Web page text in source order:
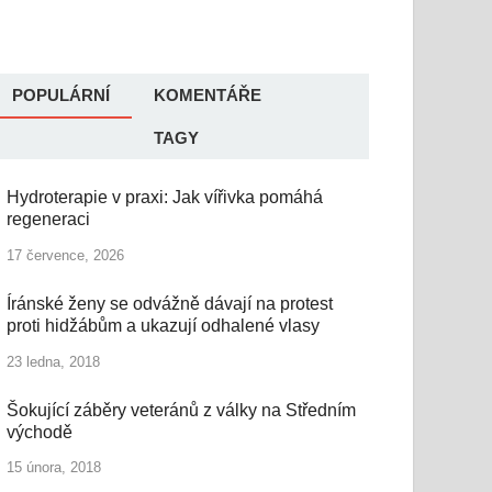
POPULÁRNÍ KOMENTÁŘE
TAGY
Hydroterapie v praxi: Jak vířivka pomáhá
regeneraci
17 července, 2026
Íránské ženy se odvážně dávají na protest
proti hidžábům a ukazují odhalené vlasy
23 ledna, 2018
Šokující záběry veteránů z války na Středním
východě
15 února, 2018